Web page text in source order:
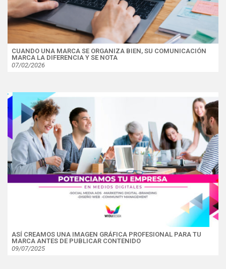
CUANDO UNA MARCA SE ORGANIZA BIEN, SU COMUNICACIÓN
MARCA LA DIFERENCIA Y SE NOTA
07/02/2026
ASÍ CREAMOS UNA IMAGEN GRÁFICA PROFESIONAL PARA TU
MARCA ANTES DE PUBLICAR CONTENIDO
09/07/2025